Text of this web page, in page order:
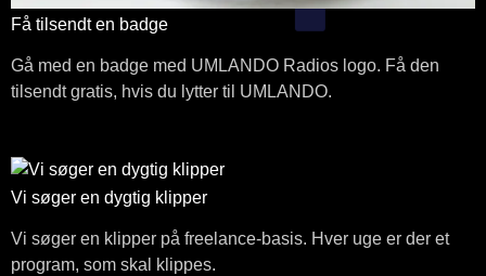
Få tilsendt en badge
Gå med en badge med UMLANDO Radios logo. Få den
tilsendt gratis, hvis du lytter til UMLANDO.
Vi søger en dygtig klipper
Vi søger en klipper på freelance-basis. Hver uge er der et
program, som skal klippes.